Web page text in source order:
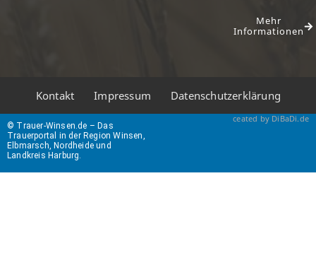
Mehr
Informationen
Kontakt Impressum Datenschutzerklärung
© Trauer-Winsen.de – Das
Trauerportal in der Region Winsen,
Elbmarsch, Nordheide und
Landkreis Harburg.
ceated by DiBaDi.de